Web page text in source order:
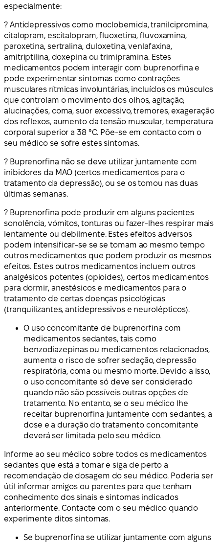
especialmente:
? Antidepressivos como moclobemida, tranilcipromina,
citalopram, escitalopram, fluoxetina, fluvoxamina,
paroxetina, sertralina, duloxetina, venlafaxina,
amitriptilina, doxepina ou trimipramina. Estes
medicamentos podem interagir com buprenorfina e
pode experimentar sintomas como contrações
musculares rítmicas involuntárias, incluídos os músculos
que controlam o movimento dos olhos, agitação,
alucinações, coma, suor excessivo, tremores, exageração
dos reflexos, aumento da tensão muscular, temperatura
corporal superior a 38 °C. Põe-se em contacto com o
seu médico se sofre estes sintomas.
? Buprenorfina não se deve utilizar juntamente com
inibidores da MAO (certos medicamentos para o
tratamento da depressão), ou se os tomou nas duas
últimas semanas.
? Buprenorfina pode produzir em alguns pacientes
sonolência, vómitos, tonturas ou fazer-lhes respirar mais
lentamente ou debilmente. Estes efeitos adversos
podem intensificar-se se se tomam ao mesmo tempo
outros medicamentos que podem produzir os mesmos
efeitos. Estes outros medicamentos incluem outros
analgésicos potentes (opioides), certos medicamentos
para dormir, anestésicos e medicamentos para o
tratamento de certas doenças psicológicas
(tranquilizantes, antidepressivos e neurolépticos).
O uso concomitante de buprenorfina com
medicamentos sedantes, tais como
benzodiazepinas ou medicamentos relacionados,
aumenta o risco de sofrer sedação, depressão
respiratória, coma ou mesmo morte. Devido a isso,
o uso concomitante só deve ser considerado
quando não são possíveis outras opções de
tratamento. No entanto, se o seu médico lhe
receitar buprenorfina juntamente com sedantes, a
dose e a duração do tratamento concomitante
deverá ser limitada pelo seu médico.
Informe ao seu médico sobre todos os medicamentos
sedantes que está a tomar e siga de perto a
recomendação de dosagem do seu médico. Poderia ser
útil informar amigos ou parentes para que tenham
conhecimento dos sinais e sintomas indicados
anteriormente. Contacte com o seu médico quando
experimente ditos sintomas.
Se buprenorfina se utilizar juntamente com alguns